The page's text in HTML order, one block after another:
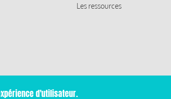
Les ressources
d'utilisateur.